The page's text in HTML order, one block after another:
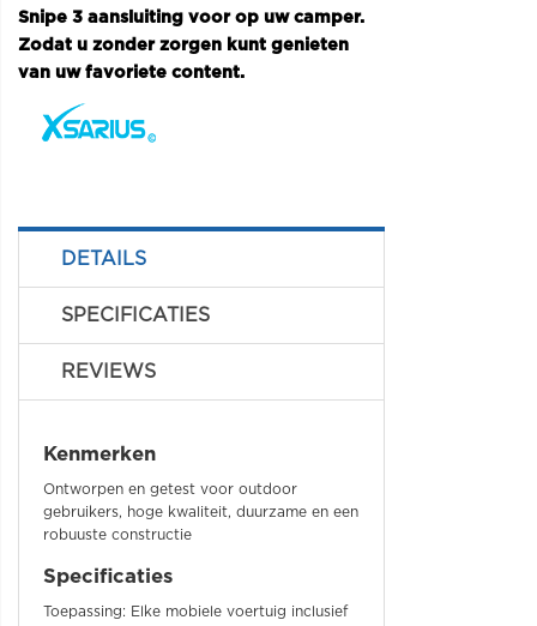
Snipe 3 aansluiting voor op uw camper.
Zodat u zonder zorgen kunt genieten
van uw favoriete content.
DETAILS
SPECIFICATIES
REVIEWS
Kenmerken
Ontworpen en getest voor outdoor
gebruikers, hoge kwaliteit, duurzame en een
robuuste constructie
Specificaties
Toepassing: Elke mobiele voertuig inclusief